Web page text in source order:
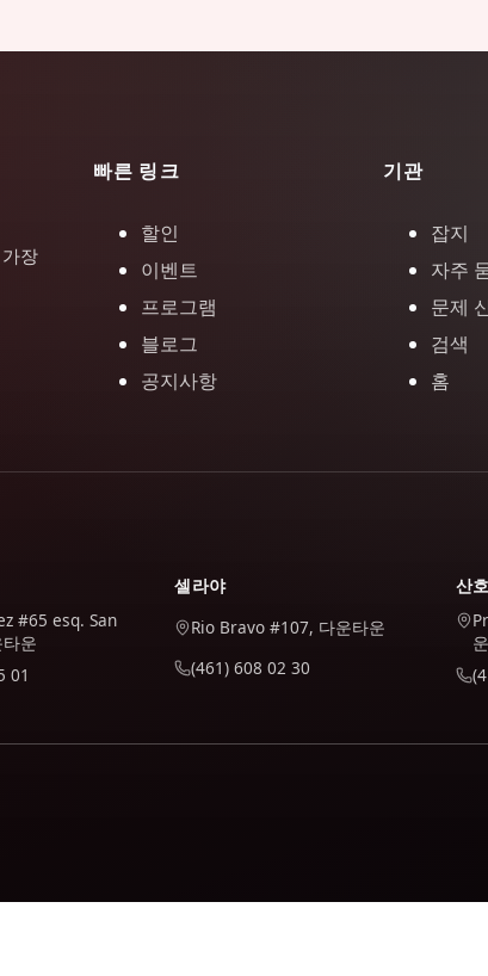
장
빠른 링크
할인
이벤트
프로그램
블로그
공지사항
기관
잡지
자주
문제
검색
홈
#65 esq. San
운
01
셀라야
Rio Bravo #107, 다운타운
(461) 608 02 30
산